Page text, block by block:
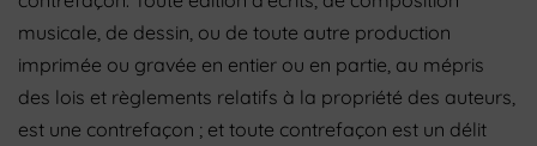
musicale, de dessin, ou de toute autre production
imprimée ou gravée en entier ou en partie, au mépris
des lois et règlements relatifs à la propriété des auteurs,
est une contrefaçon ; et toute contrefaçon est un délit